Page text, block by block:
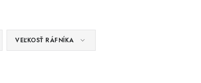
VEĽKOSŤ RÁFNÍKA